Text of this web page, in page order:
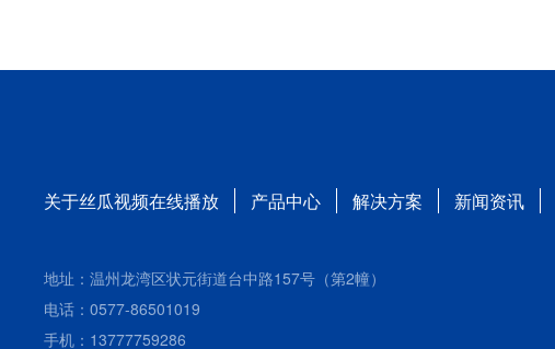
关于丝瓜视频在线播放 产品中心 解决方案 新闻资讯
地址：温州龙湾区状元街道台中路157号（第2幢）
电话：0577-86501019
手机：13777759286